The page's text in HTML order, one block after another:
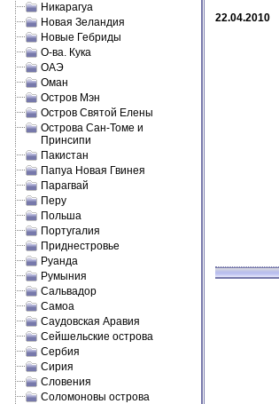
Никарагуа
Новая Зеландия
Новые Гебриды
О-ва. Кука
ОАЭ
Оман
Остров Мэн
Остров Святой Елены
Острова Сан-Томе и
Принсипи
Пакистан
Папуа Новая Гвинея
Парагвай
Перу
Польша
Португалия
Приднестровье
Руанда
Румыния
Сальвадор
Самоа
Саудовская Аравия
Сейшельские острова
Сербия
Сирия
Словения
Соломоновы острова
22.04.2010